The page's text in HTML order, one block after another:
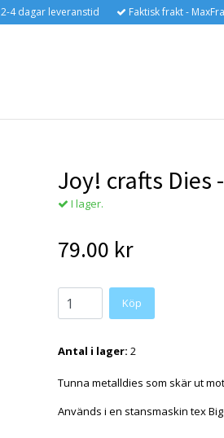
2-4 dagar leveranstid Faktisk frakt -
Joy! crafts Dies
I lager.
79.00 kr
Antal i lager: 2
Tunna metalldies som skär ut
Används i en stansmaskin tex